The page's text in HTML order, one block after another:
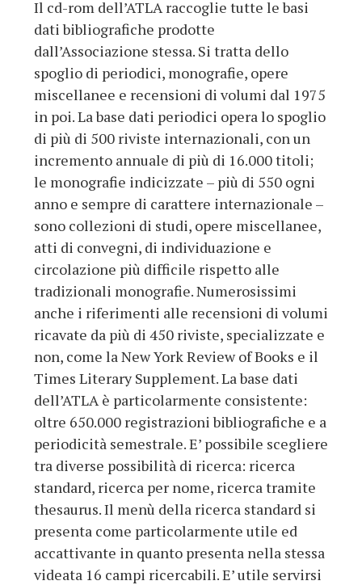
Il cd-rom dell’ATLA raccoglie tutte le basi
dati bibliografiche prodotte
dall’Associazione stessa. Si tratta dello
spoglio di periodici, monografie, opere
miscellanee e recensioni di volumi dal 1975
in poi. La base dati periodici opera lo spoglio
di più di 500 riviste internazionali, con un
incremento annuale di più di 16.000 titoli;
le monografie indicizzate – più di 550 ogni
anno e sempre di carattere internazionale –
sono collezioni di studi, opere miscellanee,
atti di convegni, di individuazione e
circolazione più difficile rispetto alle
tradizionali monografie. Numerosissimi
anche i riferimenti alle recensioni di volumi
ricavate da più di 450 riviste, specializzate e
non, come la New York Review of Books e il
Times Literary Supplement. La base dati
dell’ATLA è particolarmente consistente:
oltre 650.000 registrazioni bibliografiche e a
periodicità semestrale. E’ possibile scegliere
tra diverse possibilità di ricerca: ricerca
standard, ricerca per nome, ricerca tramite
thesaurus. Il menù della ricerca standard si
presenta come particolarmente utile ed
accattivante in quanto presenta nella stessa
videata 16 campi ricercabili. E’ utile servirsi